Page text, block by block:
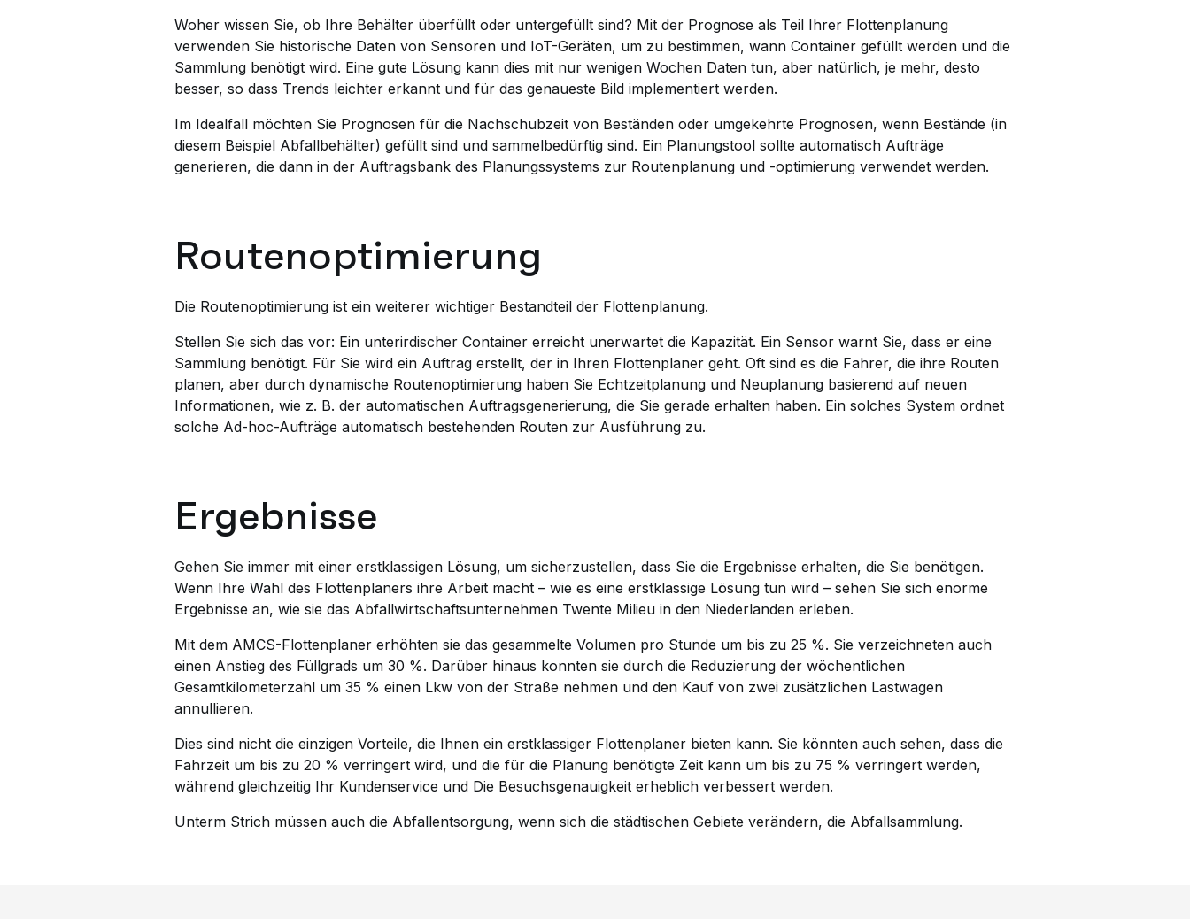
Woher wissen Sie, ob Ihre Behälter überfüllt oder untergefüllt sind? Mit der Prognose als Teil Ihrer Flottenplanung
verwenden Sie historische Daten von Sensoren und IoT-Geräten, um zu bestimmen, wann Container gefüllt werden und die
Sammlung benötigt wird. Eine gute Lösung kann dies mit nur wenigen Wochen Daten tun, aber natürlich, je mehr, desto
besser, so dass Trends leichter erkannt und für das genaueste Bild implementiert werden.
Im Idealfall möchten Sie Prognosen für die Nachschubzeit von Beständen oder umgekehrte Prognosen, wenn Bestände (in
diesem Beispiel Abfallbehälter) gefüllt sind und sammelbedürftig sind. Ein Planungstool sollte automatisch Aufträge
generieren, die dann in der Auftragsbank des Planungssystems zur Routenplanung und -optimierung verwendet werden.
Routenoptimierung
Die Routenoptimierung ist ein weiterer wichtiger Bestandteil der Flottenplanung.
Stellen Sie sich das vor: Ein unterirdischer Container erreicht unerwartet die Kapazität. Ein Sensor warnt Sie, dass er eine
Sammlung benötigt. Für Sie wird ein Auftrag erstellt, der in Ihren Flottenplaner geht. Oft sind es die Fahrer, die ihre Routen
planen, aber durch dynamische Routenoptimierung haben Sie Echtzeitplanung und Neuplanung basierend auf neuen
Informationen, wie z. B. der automatischen Auftragsgenerierung, die Sie gerade erhalten haben. Ein solches System ordnet
solche Ad-hoc-Aufträge automatisch bestehenden Routen zur Ausführung zu.
Ergebnisse
Gehen Sie immer mit einer erstklassigen Lösung, um sicherzustellen, dass Sie die Ergebnisse erhalten, die Sie benötigen.
Wenn Ihre Wahl des Flottenplaners ihre Arbeit macht – wie es eine erstklassige Lösung tun wird – sehen Sie sich enorme
Ergebnisse an, wie sie das Abfallwirtschaftsunternehmen Twente Milieu in den Niederlanden erleben.
Mit dem AMCS-Flottenplaner erhöhten sie das gesammelte Volumen pro Stunde um bis zu 25 %. Sie verzeichneten auch
einen Anstieg des Füllgrads um 30 %. Darüber hinaus konnten sie durch die Reduzierung der wöchentlichen
Gesamtkilometerzahl um 35 % einen Lkw von der Straße nehmen und den Kauf von zwei zusätzlichen Lastwagen
annullieren.
Dies sind nicht die einzigen Vorteile, die Ihnen ein erstklassiger Flottenplaner bieten kann. Sie könnten auch sehen, dass die
Fahrzeit um bis zu 20 % verringert wird, und die für die Planung benötigte Zeit kann um bis zu 75 % verringert werden,
während gleichzeitig Ihr Kundenservice und Die Besuchsgenauigkeit erheblich verbessert werden.
Unterm Strich müssen auch die Abfallentsorgung, wenn sich die städtischen Gebiete verändern, die Abfallsammlung.